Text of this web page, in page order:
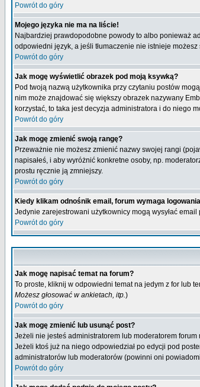
Powrót do góry
Mojego języka nie ma na liście!
Najbardziej prawdopodobne powody to albo ponieważ
odpowiedni język, a jeśli tłumaczenie nie istnieje
Powrót do góry
Jak mogę wyświetlić obrazek pod moją ksywką?
Pod twoją nazwą użytkownika przy czytaniu postów
nim może znajdować się większy obrazek nazywany
korzystać, to taka jest decyzja administratora i do niego
Powrót do góry
Jak mogę zmienić swoją rangę?
Przeważnie nie możesz zmienić nazwy swojej rangi
napisałeś, i aby wyróżnić konkretne osoby, np.
prostu ręcznie ją zmniejszy.
Powrót do góry
Kiedy klikam odnośnik email, forum wymaga logowania
Jedynie zarejestrowani użytkownicy mogą wysyłać
Powrót do góry
Jak mogę napisać temat na forum?
To proste, kliknij w odpowiedni temat na jedym z for lub
Możesz głosować w ankietach, itp.)
Powrót do góry
Jak mogę zmienić lub usunąć post?
Jeżeli nie jesteś administratorem lub moderatorem
Jeżeli ktoś już na niego odpowiedział po edycji pod
administratorów lub moderatorów (powinni oni
Powrót do góry